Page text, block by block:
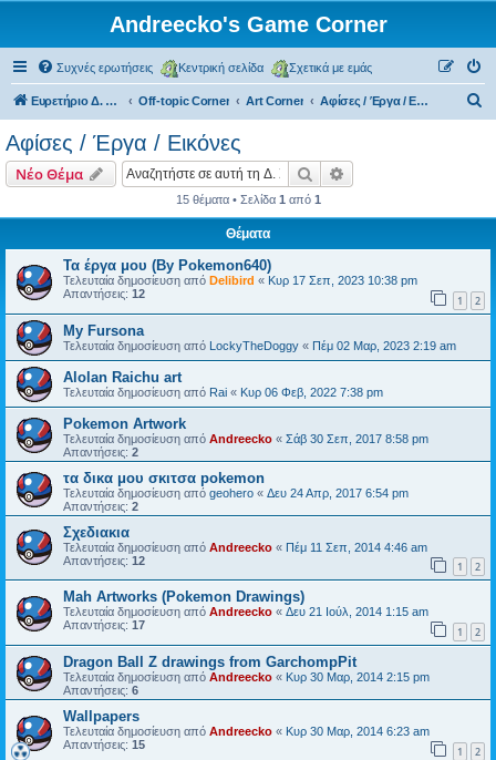
Andreecko's Game Corner
Συχνές ερωτήσεις Κεντρική σελίδα Σχετικά με εμάς
Ευρετήριο Δ. Συζήτησης Off-topic Corner Art Corner Αφίσες / Έργα / Εικόνες
η
Αφίσες / Έργα / Εικόνες
Νέο Θέμα Αναζήτηση
15 θέματα • Σελίδα 1 από 1
Θέματα
Τα έργα μου (By Pokemon640)
Τελευταία δημοσίευση από Delibird « Κυρ 17 Σεπ, 2023 10:38 pm
Απαντήσεις: 12 1 2
My Fursona
Τελευταία δημοσίευση από LockyTheDoggy « Πέμ 02 Μαρ, 2023 2:19 am
Alolan Raichu art
Τελευταία δημοσίευση από Rai « Κυρ 06 Φεβ, 2022 7:38 pm
Pokemon Artwork
Τελευταία δημοσίευση από Andreecko « Σάβ 30 Σεπ, 2017 8:58 pm
Απαντήσεις: 2
τα δικα μου σκιτσα pokemon
Τελευταία δημοσίευση από geohero « Δευ 24 Απρ, 2017 6:54 pm
Απαντήσεις: 2
Σχεδιακια
Τελευταία δημοσίευση από Andreecko « Πέμ 11 Σεπ, 2014 4:46 am
Απαντήσεις: 12 1 2
Mah Artworks (Pokemon Drawings)
Τελευταία δημοσίευση από Andreecko « Δευ 21 Ιούλ, 2014 1:15 am
Απαντήσεις: 17 1 2
Dragon Ball Z drawings from GarchompPit
Τελευταία δημοσίευση από Andreecko « Κυρ 30 Μαρ, 2014 2:15 pm
Απαντήσεις: 6
Wallpapers
Τελευταία δημοσίευση από Andreecko « Κυρ 30 Μαρ, 2014 6:23 am
Απαντήσεις: 15 1 2